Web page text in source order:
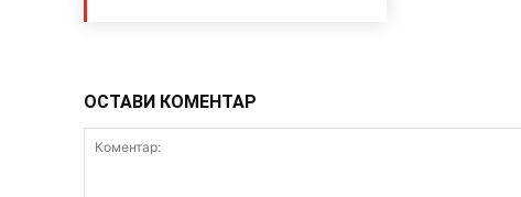
ОСТАВИ КОМЕНТАР